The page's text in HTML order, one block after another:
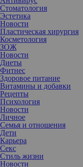
Стоматология
Эстетика
Новости
Пластическая хирургия
Косметология
ЗОЖ
Новости
Диеты
Фитнес
Здоровое питание
Витамины и добавки
Рецепты
Психология
Новости
Личное
Семья и отношения
Дети
Карьера
Секс
Стиль жизни
Новости